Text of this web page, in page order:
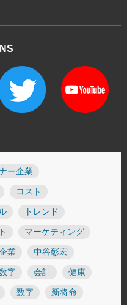
ー企業
コスト
トレンド
マーケティング
業 中谷彰宏
字 会計 健康
数字 新将命